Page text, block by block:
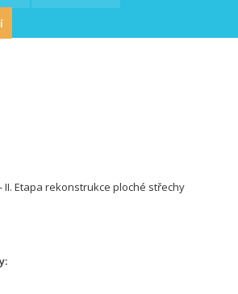
II. Etapa rekonstrukce ploché střechy